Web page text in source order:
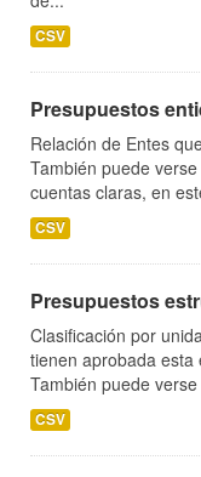
CSV
Presupuestos
Relación de Entes
También puede
cuentas claras, en
CSV
Presupuestos
Clasificación por
tienen aprobada esta
También puede
CSV